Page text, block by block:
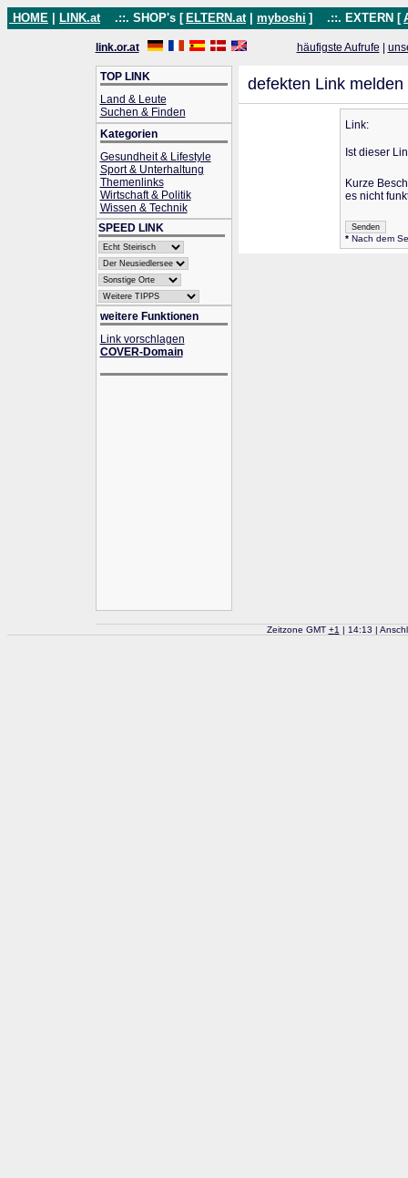
HOME LINK.at .::. SHOP's [ ELTERN.at myboshi ] .::. EXTERN [
link.or.at häufigste Aufrufe
TOP LINK
Land & Leute
Suchen & Finden
Kategorien
Gesundheit & Lifestyle
Sport & Unterhaltung
Themenlinks
Wirtschaft & Politik
Wissen & Technik
SPEED LINK
weitere Funktionen
Link vorschlagen
COVER-Domain
defekten Link melden
Link:
Ist dieser
Kurze
es nicht
*Nach dem
Zeitzone GMT +1 | 14:13 |